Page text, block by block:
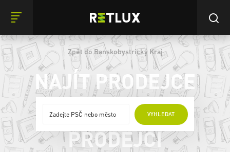
Zpět do Banskobystrický Kraj
NAJÍT PRODEJCE
VYHLEDAT
ONLINE
PRODEJCI